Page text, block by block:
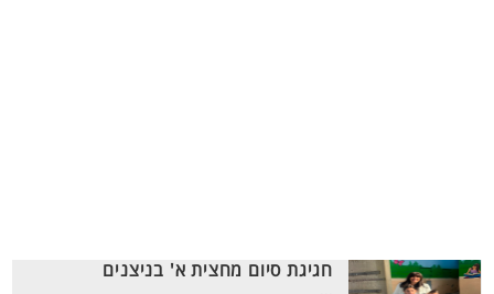
חגיגת סיום מחצית א' בניצנים